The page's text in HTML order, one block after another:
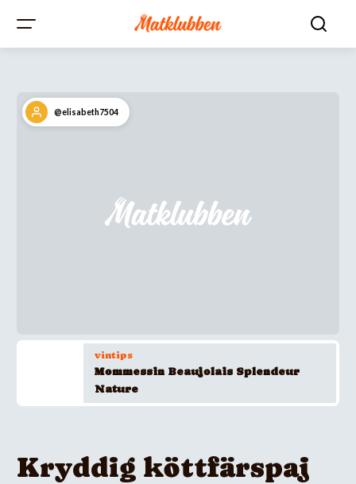
@elisabeth7504
vintips
Mommessin Beaujolais Splendeur
Nature
Kryddig köttfärspaj